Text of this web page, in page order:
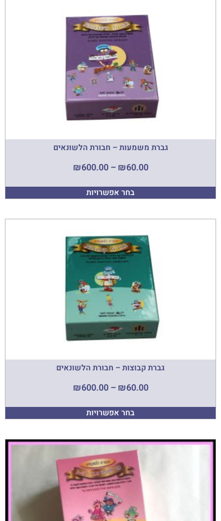
גברת משמעות – חבורת הלשונאים
₪60.00
–
₪600.00
בחר אפשרויות
גברת קבוצות – חבורת הלשונאים
₪60.00
–
₪600.00
בחר אפשרויות